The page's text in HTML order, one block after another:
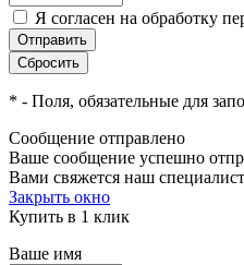
Я согласен на обработку
* - Поля, обязательные для
Сообщение отправлено
Ваше сообщение успешно
Вами свяжется наш специалист
Закрыть окно
Купить в 1 клик
Ваше имя